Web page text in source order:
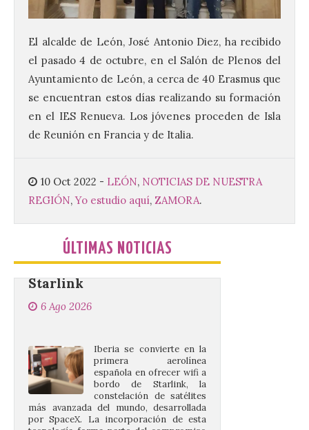
El alcalde de León, José Antonio Diez, ha recibido
el pasado 4 de octubre, en el Salón de Plenos del
Ayuntamiento de León, a cerca de 40 Erasmus que
se encuentran estos días realizando su formación
en el IES Renueva. Los jóvenes proceden de Isla
de Reunión en Francia y de Italia.
10 Oct 2022 - LEÓN, NOTICIAS DE NUESTRA
REGIÓN,Yo estudio aquí, ZAMORA.
ÚLTIMAS NOTICIAS
6 Ago 2026
Las solicitudes estarán
abiertas del 22 de julio al 4
de septiembre de 2026.
Bruselas, 6 de agosto de
2026.- La Comisión
Europea ha actualizado las normas de su
marco único modernizado que hace que el
Despega el primer avión
velocidad gratuito de
Starlink
bordo de Starlink, la
constelación de satélites
más avanzada del mundo, desarrollada
por SpaceX. La incorporación de esta
tecnología forma parte del compromiso
de Iberia con la innovación […]